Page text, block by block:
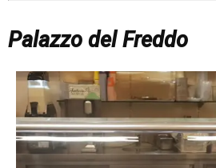
Palazzo del Freddo